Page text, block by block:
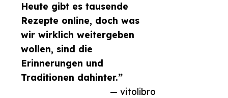
Heute gibt es tausende
Rezepte online, doch was
wir wirklich weitergeben
wollen, sind die
Erinnerungen und
Traditionen dahinter.”
— vitolibro